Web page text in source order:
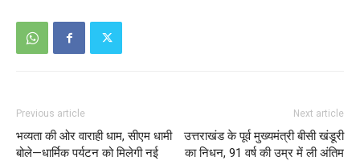
Previous article
भव्यता की ओर वाराही धाम, सीएम धामी
बोले—धार्मिक पर्यटन को मिलेगी नई
Next article
उत्तराखंड के पूर्व मुख्यमंत्री बीसी खंडूरी
का निधन, 91 वर्ष की उम्र में ली अंतिम